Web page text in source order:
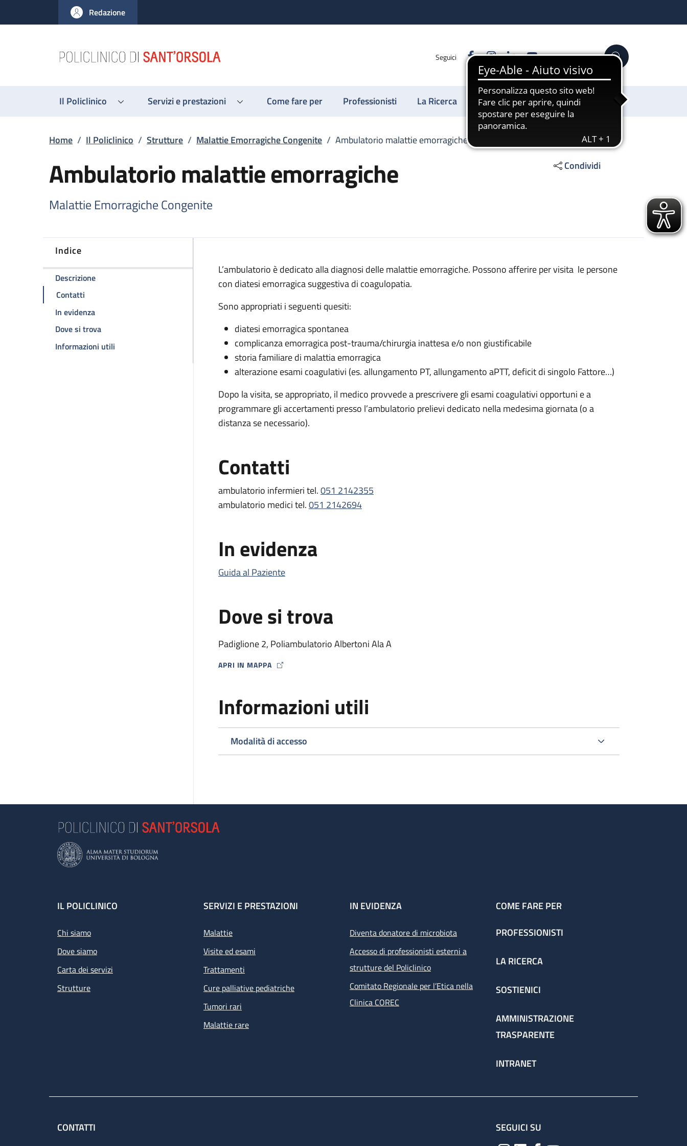
al contenuto principale
to footer content
Redazione
Seguici FacebookInstagram
LinkedinYouTube Cerca
Il Policlinico Servizi e prestazioni Come fare per Professionisti La Ricerca Sostienici
Briciole di pane
Home / Il Policlinico / Strutture / Malattie Emorragiche Congenite / Ambulatorio malattie emorragiche
Ambulatorio malattie emorragiche
Malattie Emorragiche Congenite
Condividi
Indice
Descrizionedella pagina Ambulatorio malattie emorragiche
Contatti
In evidenzadella pagina Ambulatorio malattie emorragiche
Dove si trovadella pagina Ambulatorio malattie emorragiche
Informazioni utili della pagina Ambulatorio malattie emorragiche
Descrizione
L’ambulatorio è dedicato alla diagnosi delle malattie emorragiche. Possono afferire per visita le persone
con diatesi emorragica suggestiva di coagulopatia.
Sono appropriati i seguenti quesiti:
diatesi emorragica spontanea
complicanza emorragica post-trauma/chirurgia inattesa e/o non giustificabile
storia familiare di malattia emorragica
alterazione esami coagulativi (es. allungamento PT, allungamento aPTT, deficit di singolo Fattore…)
Dopo la visita, se appropriato, il medico provvede a prescrivere gli esami coagulativi opportuni e a
programmare gli accertamenti presso l’ambulatorio prelievi dedicato nella medesima giornata (o a
distanza se necessario).
Contatti
ambulatorio infermieri tel.051 2142355
ambulatorio medici tel.051 2142694
In evidenza
Guida al Paziente
Dove si trova
Padiglione 2, Poliambulatorio Albertoni Ala A
APRI IN MAPPA
MAP ICON
Informazioni utili
Modalità di accesso
Footer
IL POLICLINICO
Chi siamo
Dove siamo
Carta dei servizi
Strutture
SERVIZI E PRESTAZIONI
Malattie
Visite ed esami
Trattamenti
Cure palliative pediatriche
Tumori rari
Malattie rare
IN EVIDENZA
Diventa donatore di microbiota
Accesso di professionisti esterni a
strutture del Policlinico
Comitato Regionale per l’Etica nella
Clinica COREC
COME FARE PER
PROFESSIONISTI
LA RICERCA
SOSTIENICI
AMMINISTRAZIONE
TRASPARENTE
INTRANET
CONTATTI SEGUICI SU